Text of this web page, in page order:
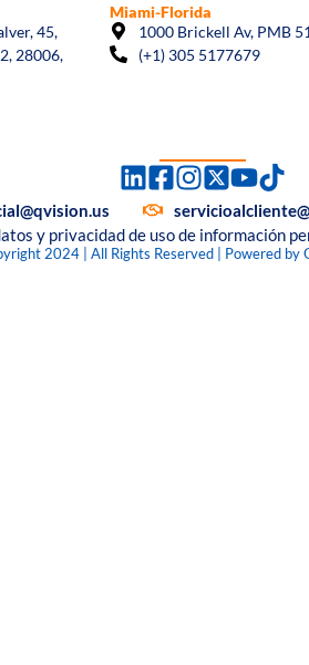
45,
28006,
Miami-Florida
1000 Brickell Av, PMB
(+1) 305 5177679
y privacidad de uso de información
2024 | All Rights Reserved | Powered by